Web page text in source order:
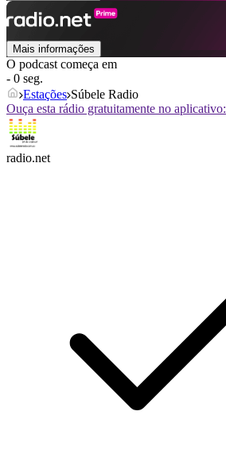
Mais informações
O podcast começa em
- 0 seg.
Estações Súbele Radio
Ouça esta rádio gratuitamente no aplicativo:
radio.net